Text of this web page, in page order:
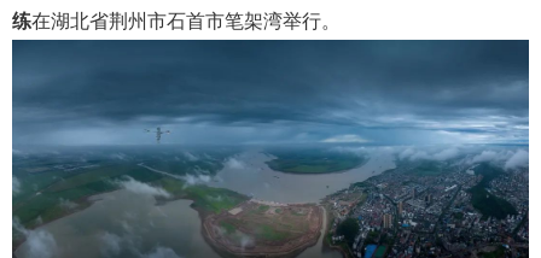
练在湖北省荆州市石首市笔架湾举行。